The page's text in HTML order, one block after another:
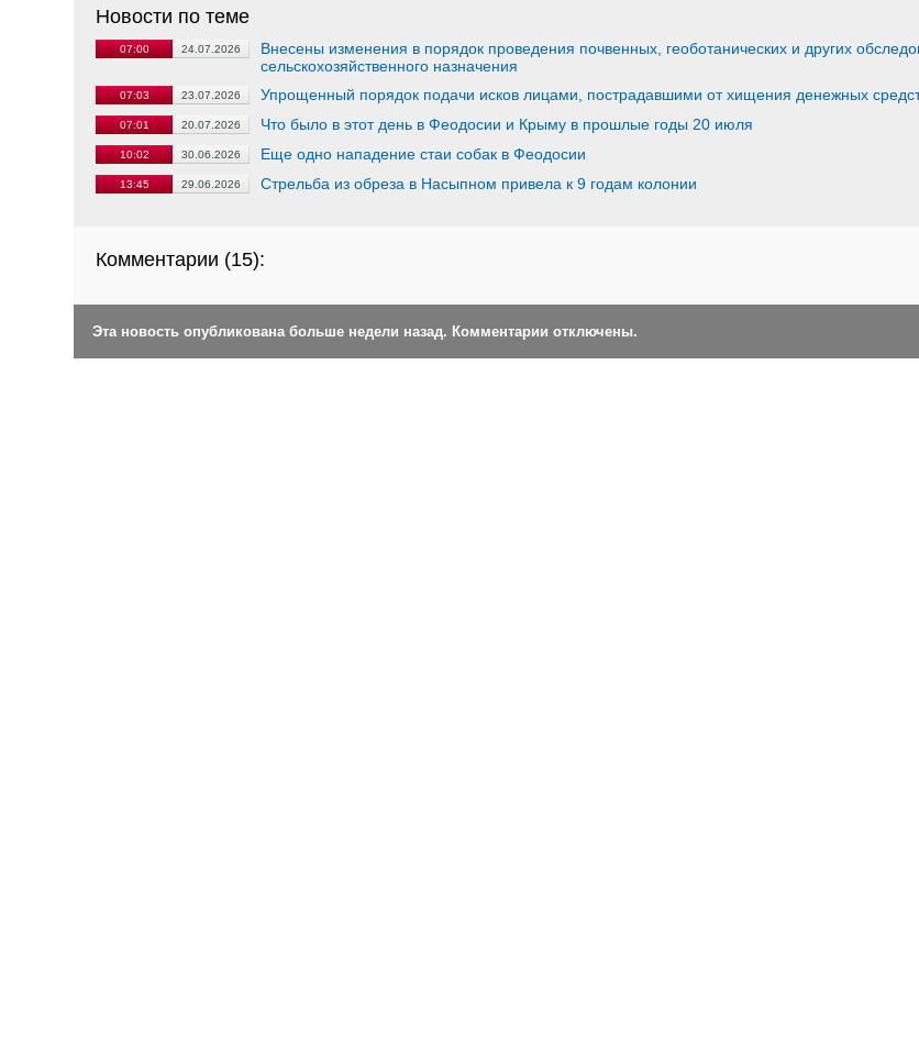
Новости по теме
07:00 24.07.2026
Внесены изменения в порядок проведения почвенных, геоботанических и других
сельскохозяйственного назначения
07:03 23.07.2026 Упрощенный порядок подачи исков лицами, пострадавшими от хищения денежных
07:01 20.07.2026 Что было в этот день в Феодосии и Крыму в прошлые годы 20 июля
10:02 30.06.2026 Еще одно нападение стаи собак в Феодосии
13:45 29.06.2026 Стрельба из обреза в Насыпном привела к 9 годам колонии
Комментарии (15):
Эта новость опубликована больше недели назад. Комментарии отключены.